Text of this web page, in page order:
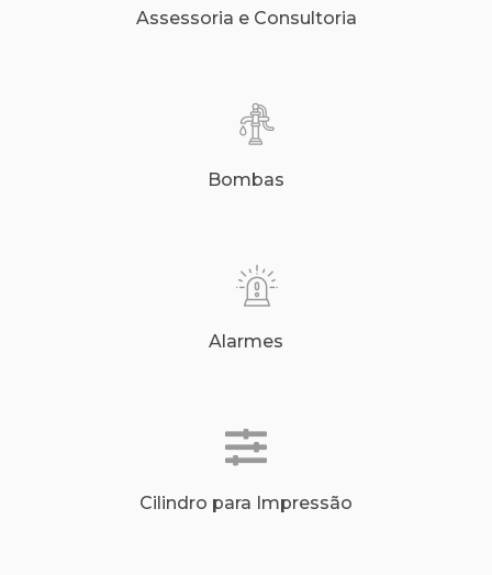
Assessoria e Consultoria
Bombas
Alarmes
Cilindro para Impressão